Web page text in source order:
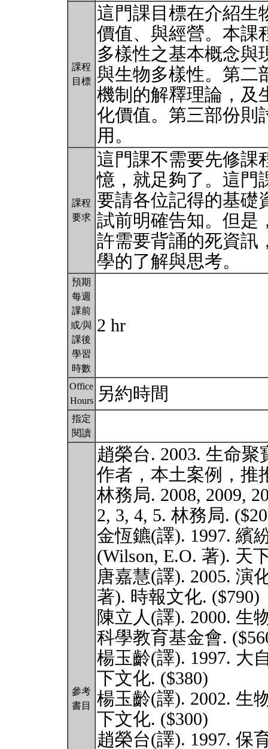
課程
目標
這門課目標在介紹生
價值、與經營。本課
多樣性之基本概念與
與生物多樣性。第二
機制的解釋理論，及
化價值。第三部份則
用。
課程
要求
這門課不需要先修課
憶，就足夠了。這門
要請各位記得的基礎
試前明確告知。但是
許需要背誦的死資訊
學的了解與思考。
預期
每週
課前
或/與
課後
學習
時數
2 hr
Office
Hours
另約時間
指定
閱讀
參考
書目
趙榮台. 2003. 生命
作者，本土案例，推
林務局. 2008, 2009,
2, 3, 4, 5. 林務局.
金恆鑣(譯). 1997. 繽
(Wilson, E.O. 著). 天
唐嘉慧(譯). 2005. 演
著). 時報文化. ($790)
陳立人(譯). 2000. 生
科學教育基金會.
楊玉齡(譯). 1997. 大
下文化. ($380)
楊玉齡(譯). 2002. 生
下文化. ($300)
趙榮台(譯). 1997. 保